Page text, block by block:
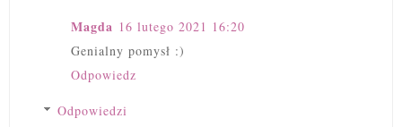
Magda 16 lutego 2021 16:20
Genialny pomysł :)
Odpowiedz
Odpowiedzi